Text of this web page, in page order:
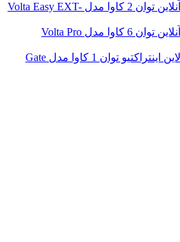
یو‌پی‌اس آنلاین توان 2 کاوا مدل Volta Easy EXT-
یو‌پی‌اس آنلاین توان 6 کاوا مدل Volta Pro
یو‌پی‌اس لاین اینتراکتیو توان 1 کاوا مدل Gate